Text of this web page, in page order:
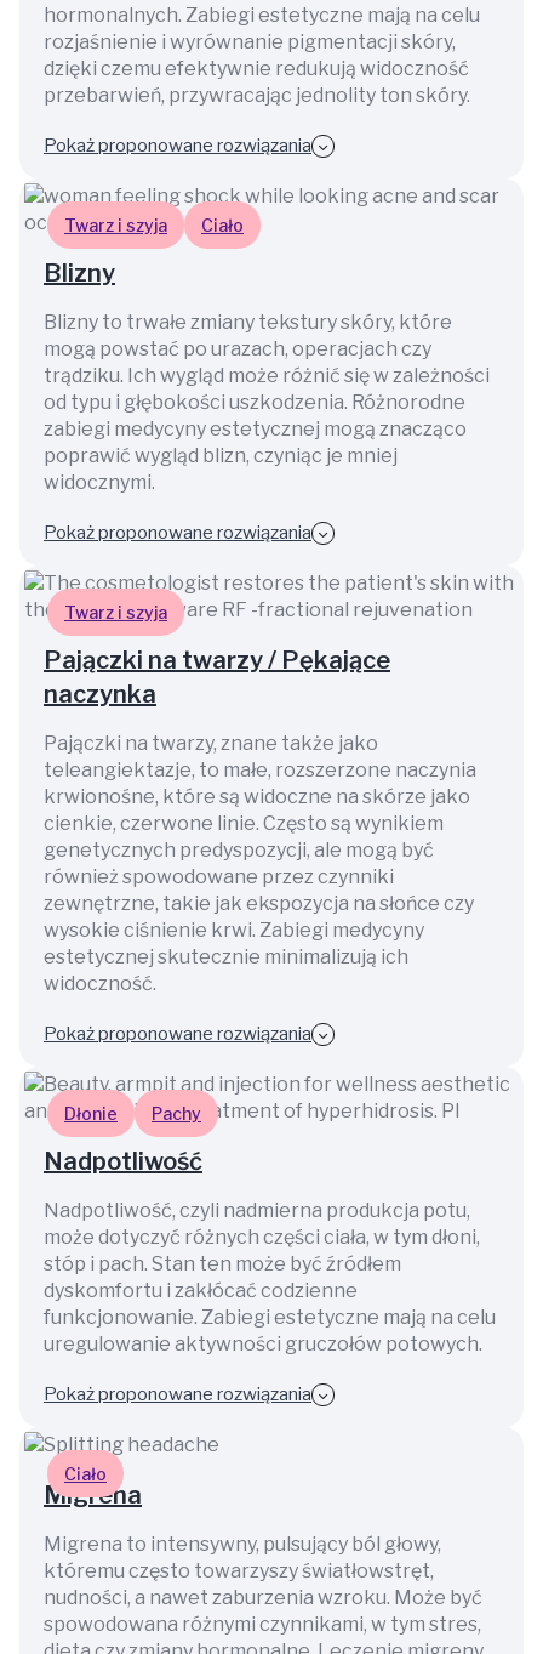
hormonalnych. Zabiegi estetyczne mają na celu
rozjaśnienie i wyrównanie pigmentacji skóry,
dzięki czemu efektywnie redukują widoczność
przebarwień, przywracając jednolity ton skóry.
Pokaż proponowane rozwiązania
Twarz i szyja Ciało
Blizny
Blizny to trwałe zmiany tekstury skóry, które
mogą powstać po urazach, operacjach czy
trądziku. Ich wygląd może różnić się w zależności
od typu i głębokości uszkodzenia. Różnorodne
zabiegi medycyny estetycznej mogą znacząco
poprawić wygląd blizn, czyniąc je mniej
widocznymi.
Pokaż proponowane rozwiązania
Twarz i szyja
Pajączki na twarzy / Pękające
naczynka
Pajączki na twarzy, znane także jako
teleangiektazje, to małe, rozszerzone naczynia
krwionośne, które są widoczne na skórze jako
cienkie, czerwone linie. Często są wynikiem
genetycznych predyspozycji, ale mogą być
również spowodowane przez czynniki
zewnętrzne, takie jak ekspozycja na słońce czy
wysokie ciśnienie krwi. Zabiegi medycyny
estetycznej skutecznie minimalizują ich
widoczność.
Pokaż proponowane rozwiązania
Dłonie Pachy
Nadpotliwość
Nadpotliwość, czyli nadmierna produkcja potu,
może dotyczyć różnych części ciała, w tym dłoni,
stóp i pach. Stan ten może być źródłem
dyskomfortu i zakłócać codzienne
funkcjonowanie. Zabiegi estetyczne mają na celu
uregulowanie aktywności gruczołów potowych.
Pokaż proponowane rozwiązania
Ciało
Migrena
Migrena to intensywny, pulsujący ból głowy,
któremu często towarzyszy światłowstręt,
nudności, a nawet zaburzenia wzroku. Może być
spowodowana różnymi czynnikami, w tym stres,